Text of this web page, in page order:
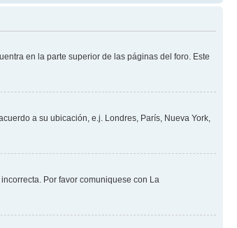
en la parte superior de las páginas del foro. Este
a su ubicación, e.j. Londres, París, Nueva York,
Por favor comuniquese con La